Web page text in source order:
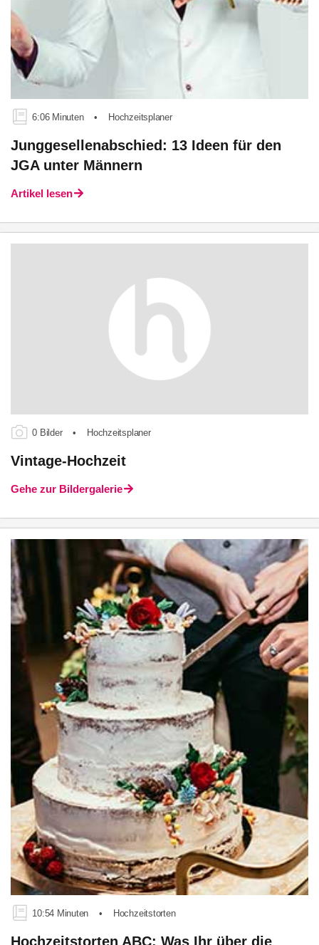
6:06 Minuten • Hochzeitsplaner
Junggesellenabschied: 13 Ideen für den
JGA unter Männern
Artikel lesen
0 Bilder • Hochzeitsplaner
Vintage-Hochzeit
Gehe zur Bildergalerie
10:54 Minuten • Hochzeitstorten
Hochzeitstorten ABC: Was Ihr über die